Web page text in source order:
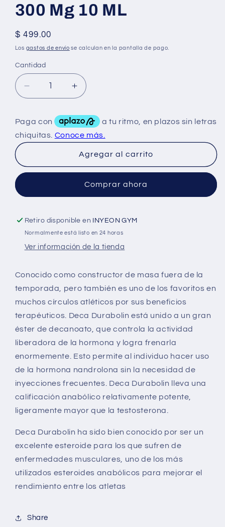
300 Mg 10 ML
Precio
habitual
$ 499.00
Los gastos de envío se calculan en la pantalla de pago.
Cantidad
Reducir
cantidad
Rotterdam
Nandro
Plus
Mg
Aumentar
cantidad
para
Rotterdam
Nandro
Plus
300
Mg
ML
Agregar al carrito
Comprar ahora
Retiro disponible en INYEON GYM
Normalmente está listo en 24 horas
Ver información de la tienda
Conocido como constructor de masa fuera de la
temporada, pero también es uno de los favoritos en
muchos círculos atléticos por sus beneficios
terapéuticos. Deca Durabolin está unido a un gran
éster de decanoato, que controla la actividad
liberadora de la hormona y logra frenarla
enormemente. Esto permite al individuo hacer uso
de la hormona nandrolona sin la necesidad de
inyecciones frecuentes. Deca Durabolin lleva una
calificación anabólico relativamente potente,
ligeramente mayor que la testosterona.
Deca Durabolin ha sido bien conocido por ser un
excelente esteroide para los que sufren de
enfermedades musculares, uno de los más
utilizados esteroides anabólicos para mejorar el
rendimiento entre los atletas
Share